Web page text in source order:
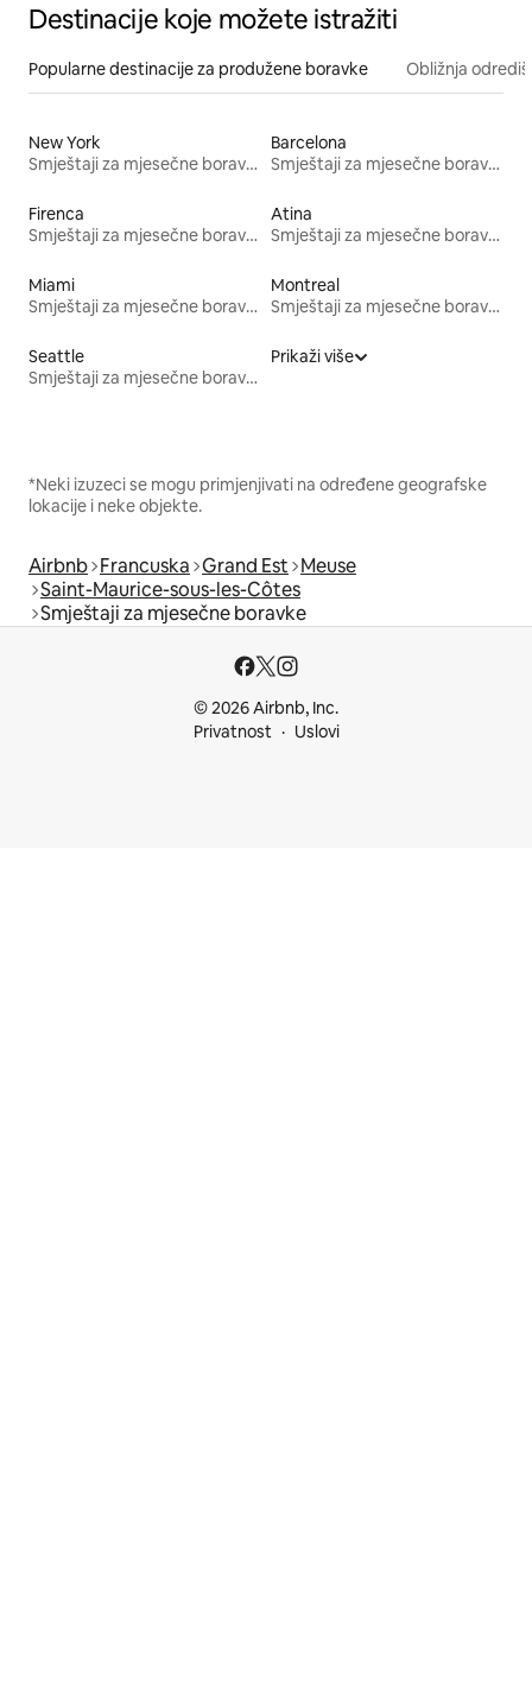
Destinacije koje možete istražiti
Popularne destinacije za produžene boravke Obližnja
New York
Smještaji za mjesečne boravke
Barcelona
Smještaji za mjesečne boravke
Firenca
Smještaji za mjesečne boravke
Atina
Smještaji za mjesečne boravke
Miami
Smještaji za mjesečne boravke
Montreal
Smještaji za mjesečne boravke
Seattle
Smještaji za mjesečne boravke
Prikaži više
*Neki izuzeci se mogu primjenjivati na određene geografske
lokacije i neke objekte.
Airbnb Francuska Grand Est Meuse
Saint-Maurice-sous-les-Côtes
Smještaji za mjesečne boravke
© 2026 Airbnb, Inc.
Privatnost
Uslovi